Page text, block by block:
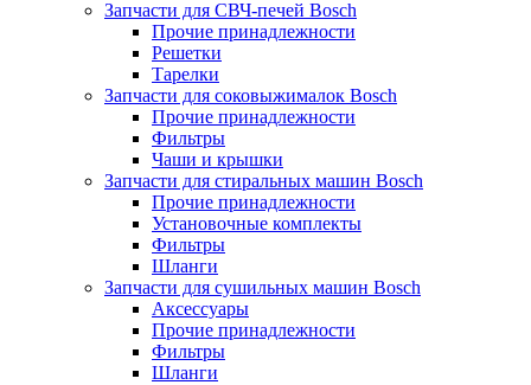
Запчасти для СВЧ-печей Bosch
Прочие принадлежности
Решетки
Тарелки
Запчасти для соковыжималок Bosch
Прочие принадлежности
Фильтры
Чаши и крышки
Запчасти для стиральных машин Bosch
Прочие принадлежности
Установочные комплекты
Фильтры
Шланги
Запчасти для сушильных машин Bosch
Аксессуары
Прочие принадлежности
Фильтры
Шланги